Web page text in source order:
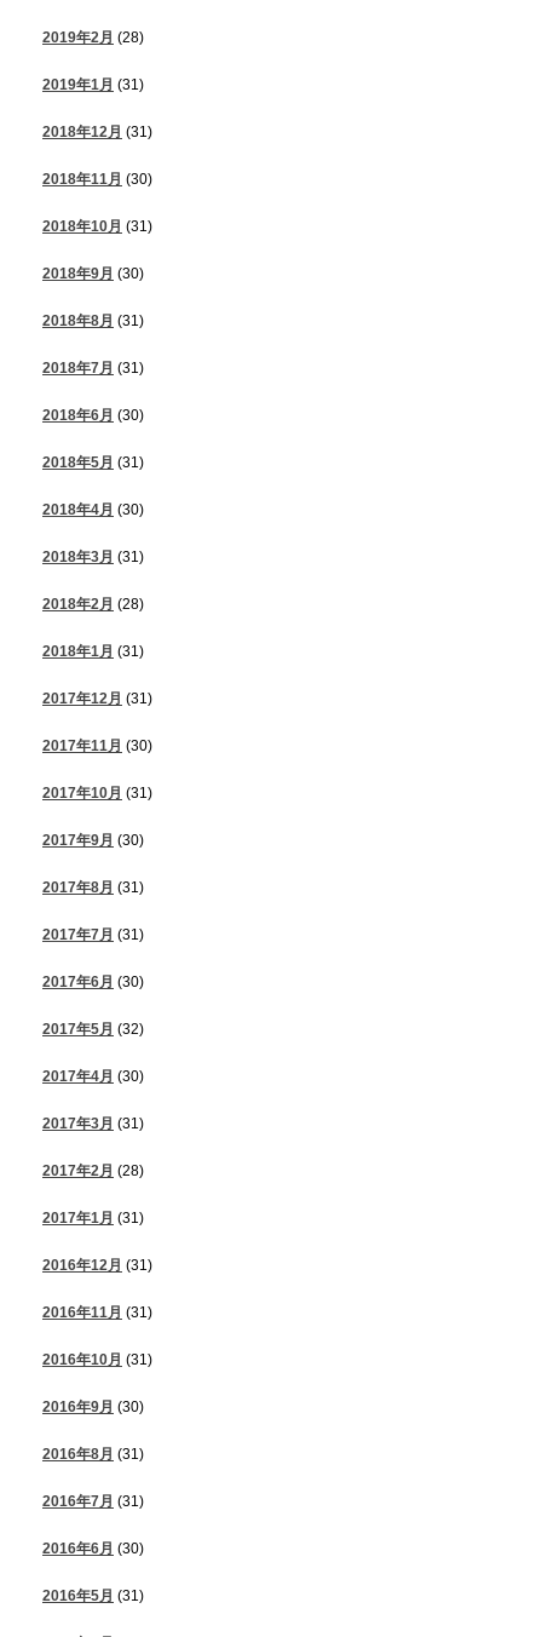
2019年2月 (28)
2019年1月 (31)
2018年12月 (31)
2018年11月 (30)
2018年10月 (31)
2018年9月 (30)
2018年8月 (31)
2018年7月 (31)
2018年6月 (30)
2018年5月 (31)
2018年4月 (30)
2018年3月 (31)
2018年2月 (28)
2018年1月 (31)
2017年12月 (31)
2017年11月 (30)
2017年10月 (31)
2017年9月 (30)
2017年8月 (31)
2017年7月 (31)
2017年6月 (30)
2017年5月 (32)
2017年4月 (30)
2017年3月 (31)
2017年2月 (28)
2017年1月 (31)
2016年12月 (31)
2016年11月 (31)
2016年10月 (31)
2016年9月 (30)
2016年8月 (31)
2016年7月 (31)
2016年6月 (30)
2016年5月 (31)